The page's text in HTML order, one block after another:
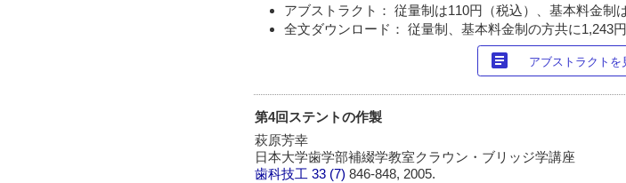
アブストラクト： 従量制は110円（税込）、基本料金制
全文ダウンロード： 従量制、基本料金制の方共に1,243円
article アブストラクトを
第4回ステントの作製
萩原芳幸
日本大学歯学部補綴学教室クラウン・ブリッジ学講座
歯科技工 33 (7)846-848, 2005.